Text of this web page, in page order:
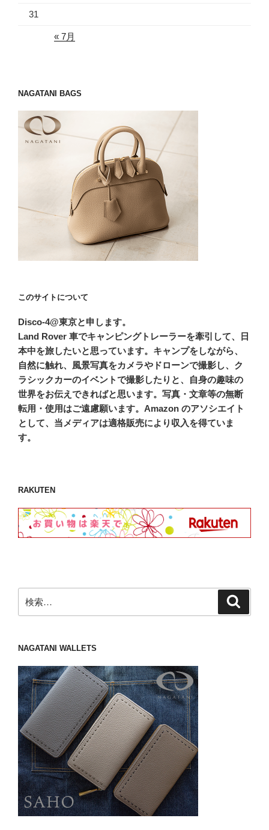
31
« 7月
NAGATANI BAGS
このサイトについて
Disco-4@東京と申します。
Land Rover 車でキャンピングトレーラーを牽引して、日
本中を旅したいと思っています。キャンプをしながら、
自然に触れ、風景写真をカメラやドローンで撮影し、ク
ラシックカーのイベントで撮影したりと、自身の趣味の
世界をお伝えできればと思います。写真・文章等の無断
転用・使用はご遠慮願います。Amazon のアソシエイト
として、当メディアは適格販売により収入を得ていま
す。
RAKUTEN
索:
NAGATANI WALLETS